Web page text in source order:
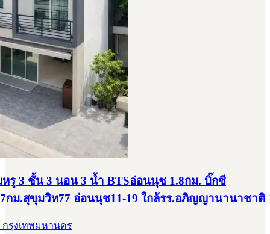
รู 3 ชั้น 3 นอน 3 น้ำ BTSอ่อนนุช 1.8กม. บิ๊กซี
กม.สุขุมวิท77 อ่อนนุช11-19 ใกล้รร.อภิญญานานาชาติ
กรุงเทพมหานคร